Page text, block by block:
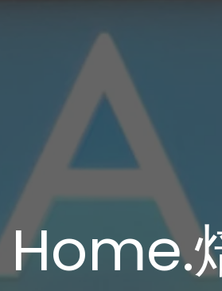
Home.